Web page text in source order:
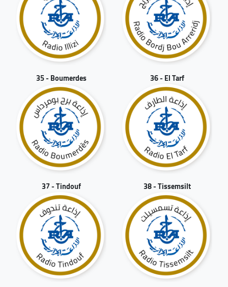
35 - Boumerdes 36 - El Tarf
37 - Tindouf 38 - Tissemsilt